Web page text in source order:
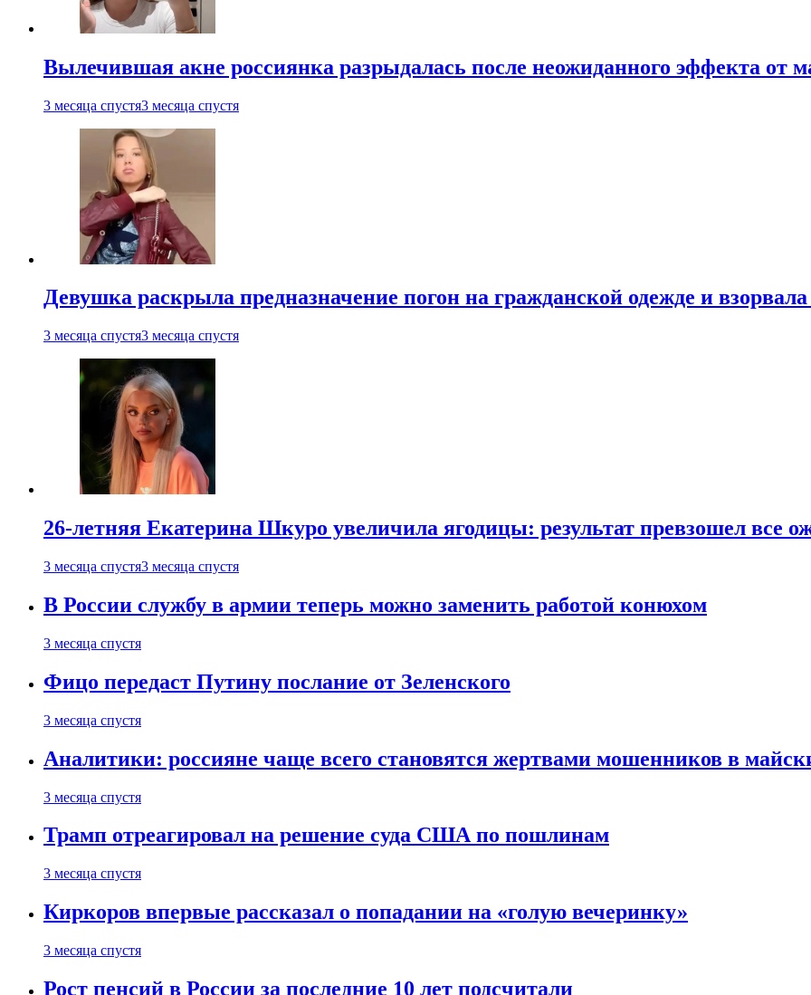
Вылечившая акне россиянка разрыдалась после неожиданного эффекта от
3 месяца спустя3 месяца спустя
Девушка раскрыла предназначение погон на гражданской одежде и взорвала
3 месяца спустя3 месяца спустя
26-летняя Екатерина Шкуро увеличила ягодицы: результат превзошел все
3 месяца спустя3 месяца спустя
В России службу в армии теперь можно заменить работой конюхом
3 месяца спустя
Фицо передаст Путину послание от Зеленского
3 месяца спустя
Аналитики: россияне чаще всего становятся жертвами мошенников в
3 месяца спустя
Трамп отреагировал на решение суда США по пошлинам
3 месяца спустя
Киркоров впервые рассказал о попадании на «голую вечеринку»
3 месяца спустя
Рост пенсий в России за последние 10 лет подсчитали